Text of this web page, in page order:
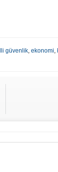
güvenlik, ekonomi,